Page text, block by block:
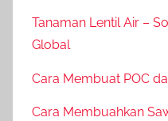
Tanaman Lentil Air –
Global
Cara Membuat POC
Cara Membuahkan